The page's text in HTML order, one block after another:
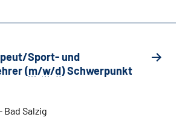
Sport- und
(m/w/d) Schwerpunkt
Bad Salzig